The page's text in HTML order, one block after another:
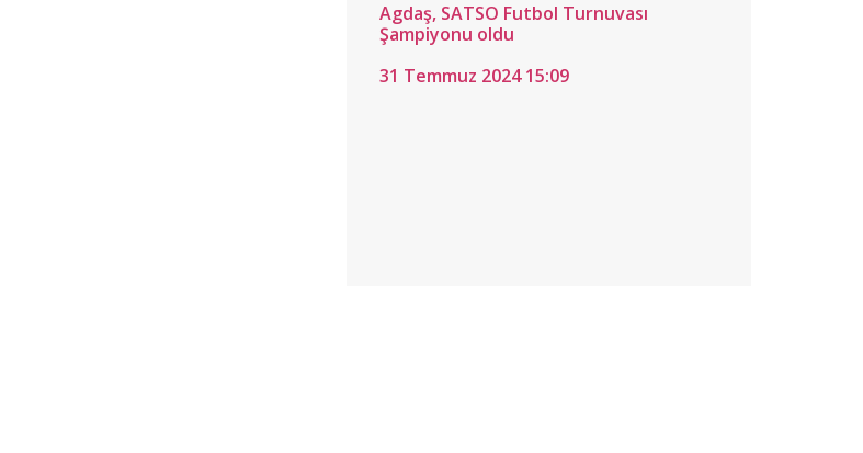
Agdaş, SATSO Futbol Turnuvası
Şampiyonu oldu
31 Temmuz 2024 15:09